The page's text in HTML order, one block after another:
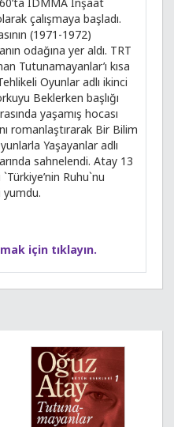
İDMMA İnşaat
çalışmaya başladı.
(1971-1972)
odağına yer aldı. TRT
Tutunamayanlar’ı kısa
Oyunlar adlı ikinci
Beklerken başlığı
yaşamış hocası
romanlaştırarak Bir Bilim
Yaşayanlar adlı
sahnelendi. Atay 13
Ruhu`nu
için tıklayın.